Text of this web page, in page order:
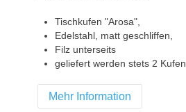
Tischkufen "Arosa",
Edelstahl, matt geschliffen,
Filz unterseits
geliefert werden stets 2 Kufen
Mehr Information